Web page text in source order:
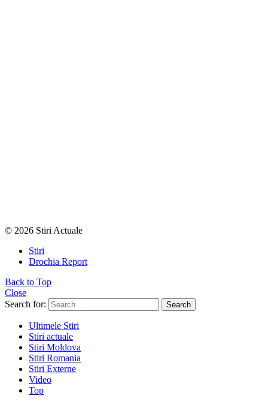
© 2026 Stiri Actuale
Stiri
Drochia Report
Back to Top
Close
Search for:
Search
Ultimele Stiri
Stiri actuale
Stiri Moldova
Stiri Romania
Stiri Externe
Video
Top